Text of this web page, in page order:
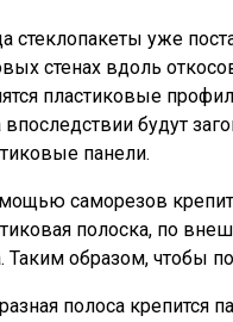
стеклопакеты уже
стенах вдоль
пластиковые
впоследствии будут
панели.
саморезов
полоска, по
Таким образом, чтобы
полоса крепится